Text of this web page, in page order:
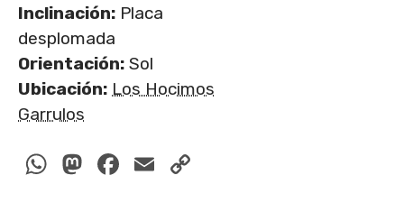
Inclinación: Placa
desplomada
Orientación: Sol
Ubicación: Los Hocimos
Garrulos
WhatsApp
Mastodon
Facebook
Email